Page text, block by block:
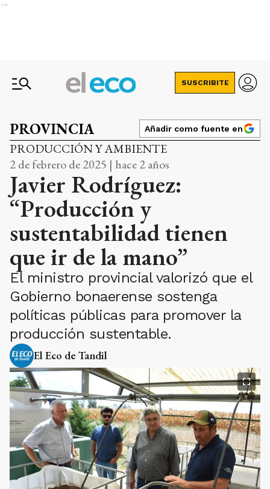
Ads
SUSCRIBITE
PROVINCIA Añadir como fuente en
PRODUCCIÓN Y AMBIENTE
2 de febrero de 2025 | hace 2 años
Javier Rodríguez:
“Producción y
sustentabilidad tienen
que ir de la mano”
El ministro provincial valorizó que el
Gobierno bonaerense sostenga
políticas públicas para promover la
producción sustentable.
El Eco de Tandil